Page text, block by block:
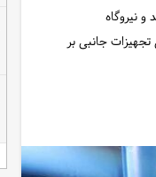
نیروگاه
جانبی بر